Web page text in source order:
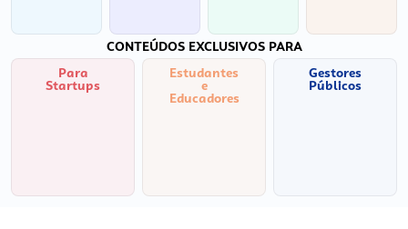
CONTEÚDOS EXCLUSIVOS PARA
Para
Startups
Estudantes
e
Educadores
Gestores
Públicos